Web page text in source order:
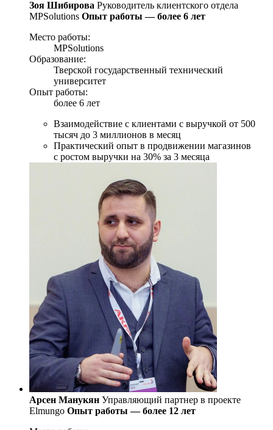
Зоя Шибирова Руководитель клиентского отдела
MPSolutions Опыт работы — более 6 лет
Место работы:
MPSolutions
Образование:
Тверской государственный технический
университет
Опыт работы:
более 6 лет
Взаимодействие с клиентами с выручкой от 500
тысяч до 3 миллионов в месяц
Практический опыт в продвижении магазинов
с ростом выручки на 30% за 3 месяца
Арсен Манукян Управляющий партнер в проекте
Elmungo Опыт работы — более 12 лет